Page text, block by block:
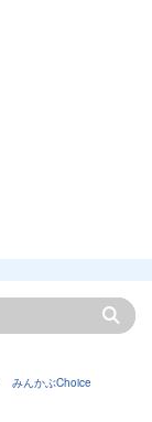
みんかぶChoice